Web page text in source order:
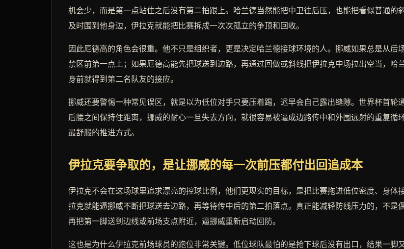
机会少，而是第一点站住之后没有第二拍跟上。哈兰德当然能把中卫往后压，也能把看似普通的
及时围到他身边，伊拉克就能把比赛拆成一次次孤立的争顶和回收。
因此厄德高的角色会很重。他不只是组织者，更是决定哈兰德接球环境的人。挪威如果总是从
禁区前第一点上；如果厄德高能先把球送到边路，再通过回做或斜线把伊拉克中场拉出空当，哈
身前就得到第二名队友的接应。
挪威还要警惕一种常见误区，就是以为低位对手只要压着踢，迟早会自己露出缝隙。世界杯首轮
后腰之间保持住距离，挪威的耐心一旦失去方向，就很容易被逼成边路传中和外围远射的重复
最舒服的推进方式。
伊拉克要争取的，是让挪威的每一次前压都付出回追成本
伊拉克不会在这场球里追求漂亮的控球比例，他们更现实的目标，是把比赛拖进低位密度、身体
拉克就能逼挪威不断把球送去边路，再等待传中后的第二拍落点。真正能减轻防线压力的，不是
再把第一脚送到边线或前场支点附近，逼挪威重新启动回防。
这也是为什么伊拉克前场球员的跑位非常关键。低位球队最怕的是抢下球后没有出口，结果一脚